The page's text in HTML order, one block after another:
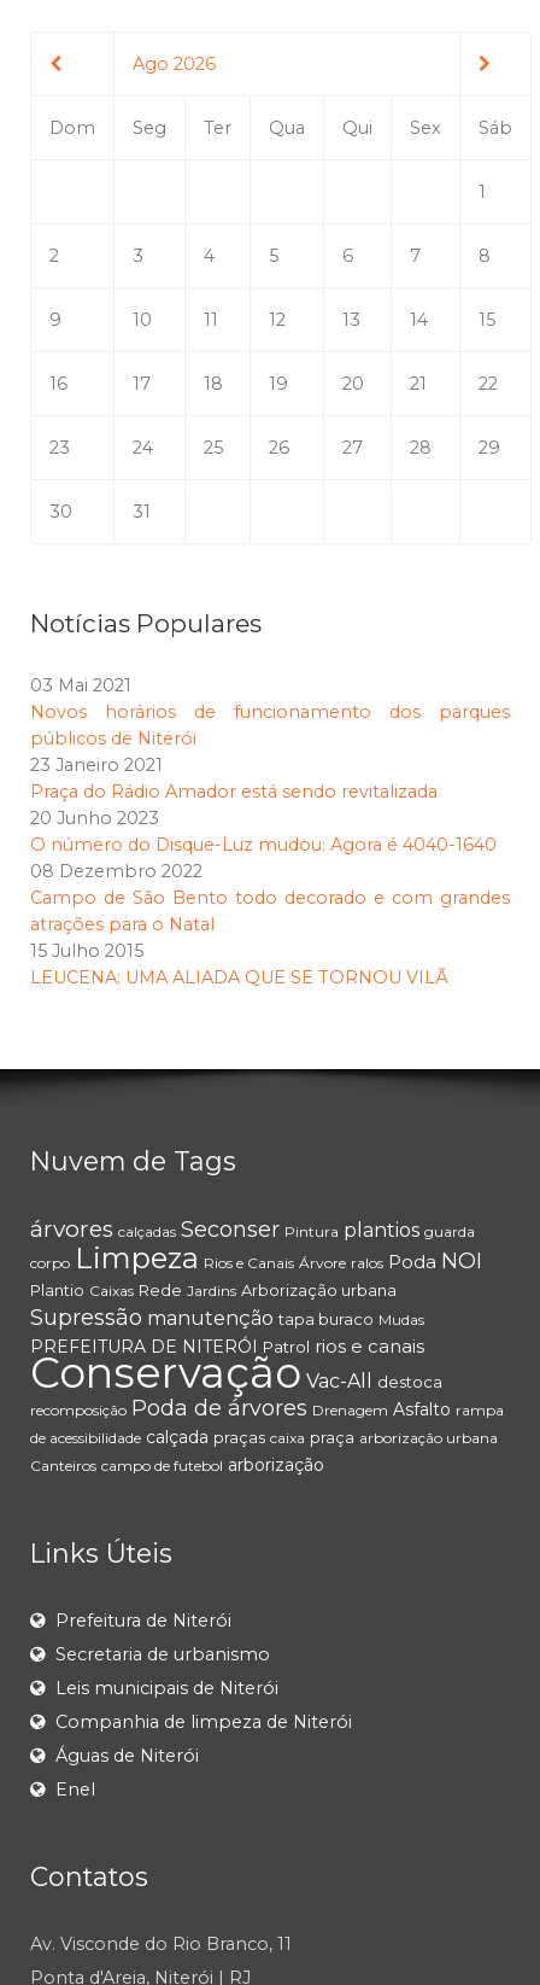
Ago 2026
Dom Seg Ter Qua Qui Sex Sáb
1
2 3 4 5 6 7 8
9 10 11 12 13 14 15
16 17 18 19 20 21 22
23 24 25 26 27 28 29
30 31
Notícias Populares
03 Mai 2021
Novos horários de funcionamento dos parques
públicos de Niterói
23 Janeiro 2021
Praça do Rádio Amador está sendo revitalizada
20 Junho 2023
O número do Disque-Luz mudou: Agora é 4040-1640
08 Dezembro 2022
Campo de São Bento todo decorado e com grandes
atrações para o Natal
15 Julho 2015
LEUCENA: UMA ALIADA QUE SE TORNOU VILÃ
Nuvem de Tags
árvores calçadas Seconser Pintura plantios guarda
corpo Limpeza Rios e Canais Árvore ralos Poda NOI
Plantio Caixas Rede Jardins Arborização urbana
Supressão manutenção tapa buraco Mudas
PREFEITURA DE NITERÓI Patrol rios e canais
Conservação Vac-All destoca
recomposição Poda de árvores Drenagem Asfalto rampa
de acessibilidade calçada praças caixa praça arborização urbana
Canteiros campo de futebol arborização
Links Úteis
Prefeitura de Niterói
Secretaria de urbanismo
Leis municipais de Niterói
Companhia de limpeza de Niterói
Águas de Niterói
Enel
Contatos
Av. Visconde do Rio Branco, 11
Ponta d'Areia, Niterói | RJ